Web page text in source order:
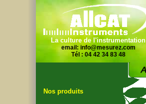
La culture de l'instrumentation
email: info@mesurez.com
Tél : 04 42 34 83 48
Nos produits